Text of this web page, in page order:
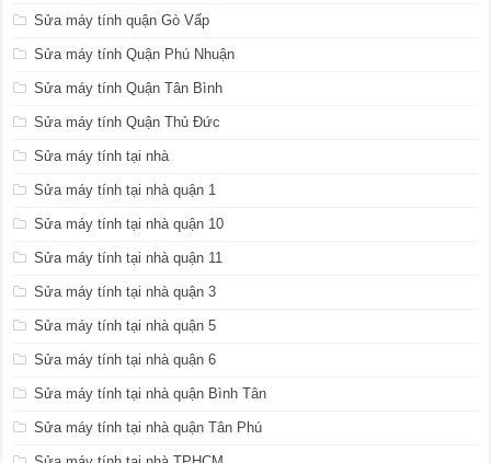
Sửa máy tính quận Gò Vấp
Sửa máy tính Quận Phú Nhuận
Sửa máy tính Quận Tân Bình
Sửa máy tính Quận Thủ Đức
Sửa máy tính tại nhà
Sửa máy tính tại nhà quận 1
Sửa máy tính tại nhà quận 10
Sửa máy tính tại nhà quận 11
Sửa máy tính tại nhà quận 3
Sửa máy tính tại nhà quận 5
Sửa máy tính tại nhà quận 6
Sửa máy tính tại nhà quận Bình Tân
Sửa máy tính tại nhà quận Tân Phú